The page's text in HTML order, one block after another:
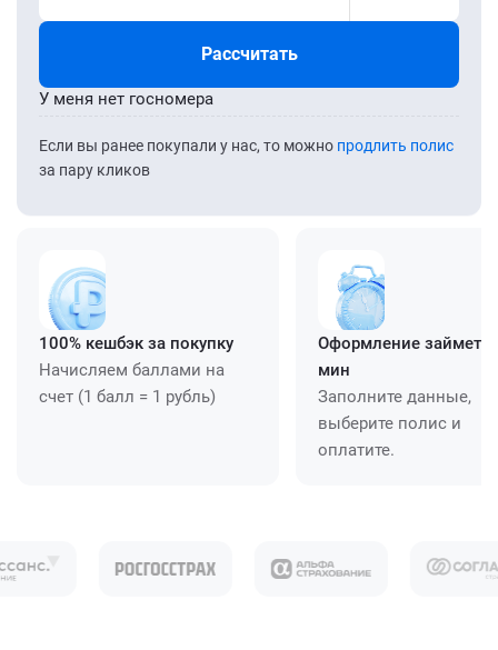
Рассчитать
Если вы ранее покупали у нас, то можно продлить полис
за пару кликов
У меня нет госномера
100% кешбэк за покупку
Начисляем баллами на
счет (1 балл = 1 рубль)
Оформление займет
мин
Заполните данные,
выберите полис и
оплатите.